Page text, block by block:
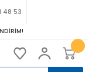
48 53